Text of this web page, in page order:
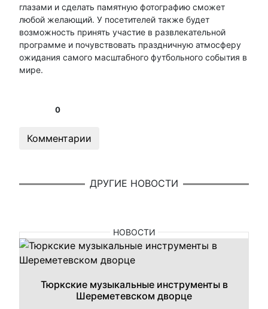
глазами и сделать памятную фотографию сможет
любой желающий. У посетителей также будет
возможность принять участие в развлекательной
программе и почувствовать праздничную атмосферу
ожидания самого масштабного футбольного события в
мире.
0
Комментарии
ДРУГИЕ НОВОСТИ
НОВОСТИ
Тюркские музыкальные инструменты в
Шереметевском дворце